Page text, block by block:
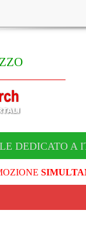
DEDICATO A